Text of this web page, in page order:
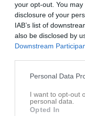
your opt-out. You
disclosure of your
IAB’s list of
also be disclosed by
Downstream
Personal Data
I want to opt-out
personal data.
Opted In
Senast uppdaterade
Logga in som administratör